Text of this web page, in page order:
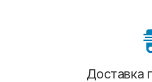
Доставка